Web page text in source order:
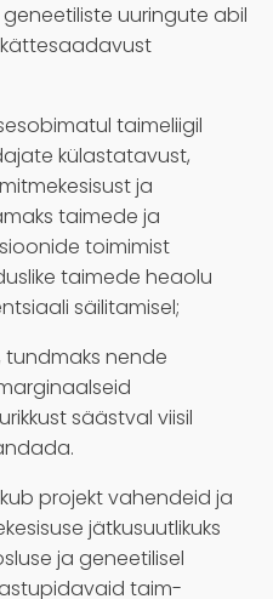
uuringute abil
taimeliigil
külastatavust,
ja
taimede ja
toimimist
taimede heaolu
säilitamisel;
tundmaks nende
säästval viisil
projekt vahendeid ja
jätkusuutlikuks
ja geneetilisel
taim-